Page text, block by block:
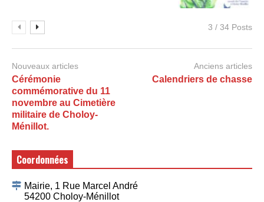
3 / 34 Posts
Nouveaux articles
Cérémonie
commémorative du 11
novembre au Cimetière
militaire de Choloy-
Ménillot.
Anciens articles
Calendriers de chasse
Coordonnées
Mairie, 1 Rue Marcel André
54200 Choloy-Ménillot